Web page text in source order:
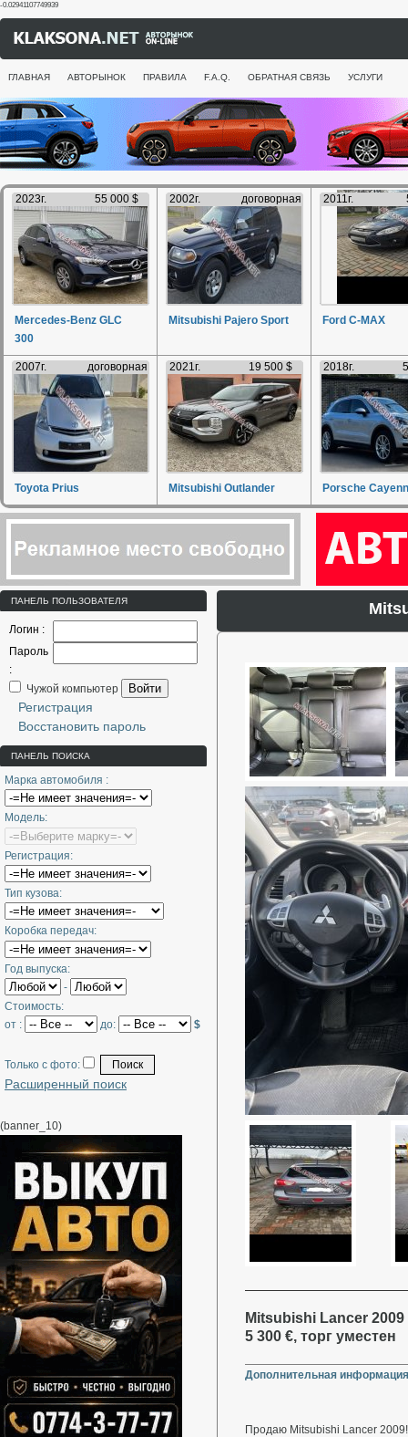
-0.02941107749939
ГЛАВНАЯ АВТОРЫНОК ПРАВИЛА F.A.Q. ОБРАТНАЯ СВЯЗЬ УСЛУГИ
2023г. 55 000 $
Mercedes-Benz GLC
300
2002г. договорная
Mitsubishi Pajero Sport
2011г.
Ford C-MAX
2007г. договорная
Toyota Prius
2021г. 19 500 $
Mitsubishi Outlander
2018г.
Porsche
ПАНЕЛЬ ПОЛЬЗОВАТЕЛЯ
Логин :
Пароль
:
Чужой компьютер
Войти
Регистрация
Восстановить пароль
ПАНЕЛЬ ПОИСКА
Марка автомобиля :
Модель:
Регистрация:
Тип кузова:
Коробка передач:
Год выпуска:
-
Стоимость:
от :
до: $
Только с фото:
Расширенный поиск
(banner_10)
Mitsubishi Lancer 2009
5 300 €, торг уместен
Дополнительная
Продаю Mitsubishi Lancer 2009!